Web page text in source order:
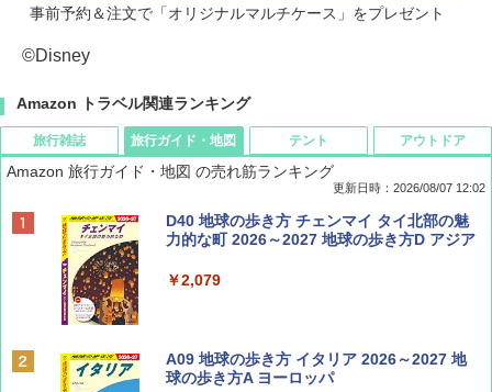
事前予約＆注文で「オリジナルマルチケース」をプレゼント
©Disney
Amazon トラベル関連ランキング
旅行雑誌
ディズニーファン ２０２６年 ９月号 [雑
誌] (ＤＩＳＮＥＹ ＦＡＮ)
￥713
BE-PAL(ビ-パル) 2026年 9 月号【特別付録:
SOTO ミニマル"旅"財布 ランダム2種】
旅行ガイド・地図
Amazon 旅行ガイド・地図 の売れ筋ランキング
更新日時：2026/08/07 12:02
D40 地球の歩き方 チェンマイ タイ北部の魅
力的な町 2026～2027 地球の歩き方D アジア
￥2,079
A09 地球の歩き方 イタリア 2026～2027 地
球の歩き方A ヨーロッパ
テント アウトドア